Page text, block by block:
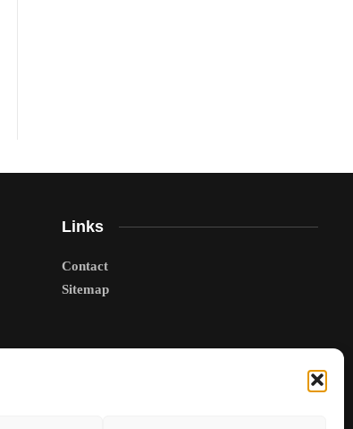
Links
Contact
Sitemap